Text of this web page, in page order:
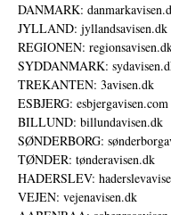
DANMARK:
JYLLAND: jyllandsavisen.dk
REGIONEN:
SYDDANMARK:
TREKANTEN: 3avisen.dk
ESBJERG: esbjergavisen.com
BILLUND: billundavisen.dk
SØNDERBORG:
TØNDER: tønderavisen.dk
HADERSLEV:
VEJEN: vejenavisen.dk